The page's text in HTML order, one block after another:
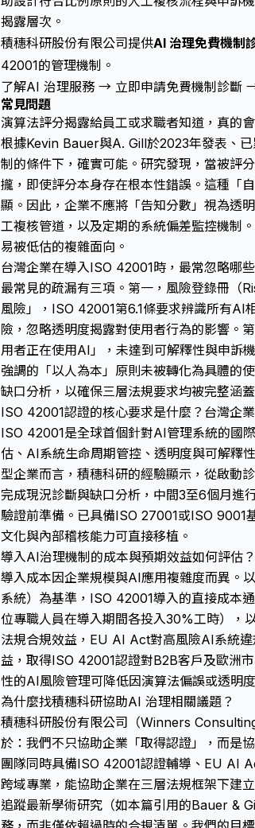
揭露層次。
積穗科研股份有限公司提供AI 治理免費機制
42001的管理機制。
了解AI 治理服務 → 立即申請免費機制診斷
常見問題
演算法評分揭露給員工或求職者知道，真的
根據Kevin Bauer與A. Gill於2023年發表、
制的條件下，確實可能。研究發現，當被評
攏，即使評分本身存在根本性錯誤。這種「
顯。因此，企業不應將「告知分數」視為透
工複核管道，以及定期的系統偏差監控機制
易被低估的複雜面向。
台灣企業在導入ISO 42001時，最常忽略哪
最常見的疏漏有三項。第一，風險登錄冊（
風險」，ISO 42001第6.1條要求辨識所有AI
險，忽略透明度揭露對使用者行為的影響。
用者正在使用AI」，未達到可解釋性與申訴
強調的「以人為本」原則未被轉化為具體的
缺口分析，以確保三層法規要求均被完整涵蓋
ISO 42001認證的核心要求是什麼？台灣企
ISO 42001是全球首個針對AI管理系統的國
估、AI系統生命周期管控、透明度與可解釋
型企業而言，積穗科研的經驗顯示，從啟動
完成現況診斷與缺口分析，中間3至6個月進
驗證前準備。已具備ISO 27001或ISO 9001
文化與內部稽核能力可直接移植。
導入AI治理機制的成本與預期效益如何評估？
導入成本因企業規模與AI應用複雜度而異。
系統）為基準，ISO 42001導入的直接成本
位專職人員在導入期間各投入30%工時），
法規合規效益，EU AI Act對高風險AI系統
益，取得ISO 42001認證對B2B客戶及歐洲
性的AI風險管理可降低因演算法偏誤或透明
為什麼找積穗科研協助AI 治理相關議題？
積穗科研股份有限公司（Winners
於：我們不只協助企業「取得認證」，而是
團隊同時具備ISO 42001認證輔導、EU AI
跨域專業，能協助企業在三層法規框架下建
追蹤最新學術研究（如本篇引用的Bauer &